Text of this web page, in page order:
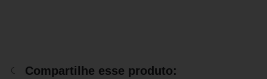
Compartilhe esse produto: